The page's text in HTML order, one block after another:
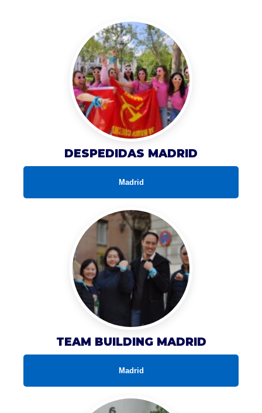
DESPEDIDAS MADRID
Madrid
TEAM BUILDING MADRID
Madrid